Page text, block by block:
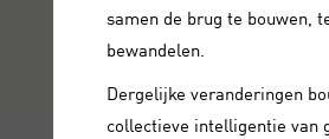
samen de brug te bouwen,
bewandelen.
Dergelijke veranderingen
collectieve intelligentie van